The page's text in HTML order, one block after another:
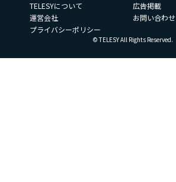
TELESYについて
広告掲載
運営会社
お問い合わせ
プライバシーポリシー
© TELESY All Rights Reserved.